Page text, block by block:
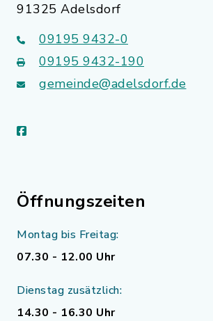
91325 Adelsdorf
09195 9432-0
09195 9432-190
gemeinde@adelsdorf.de
facebook
Öffnungszeiten
Montag bis Freitag:
07.30 - 12.00 Uhr
Dienstag zusätzlich:
14.30 - 16.30 Uhr